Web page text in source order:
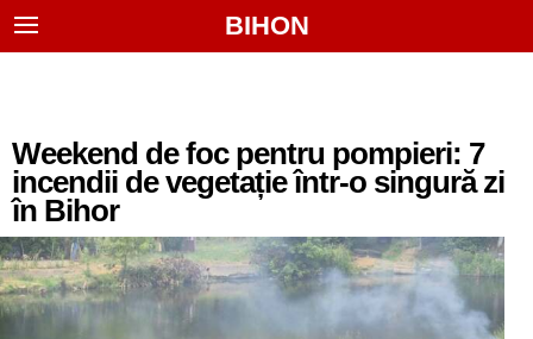
BIHON
Weekend de foc pentru pompieri: 7
incendii de vegetație într-o singură zi
în Bihor